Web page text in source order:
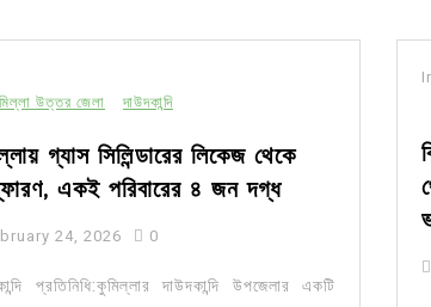
উত্তর জেলা দাউদকান্দি
গ্যাস সিলিন্ডারের লিকেজ থেকে
একই পরিবারের ৪ জন দগ্ধ
24, 2026 0
প্রতিনিধি:কুমিল্লার দাউদকান্দি উপজেলার একটি